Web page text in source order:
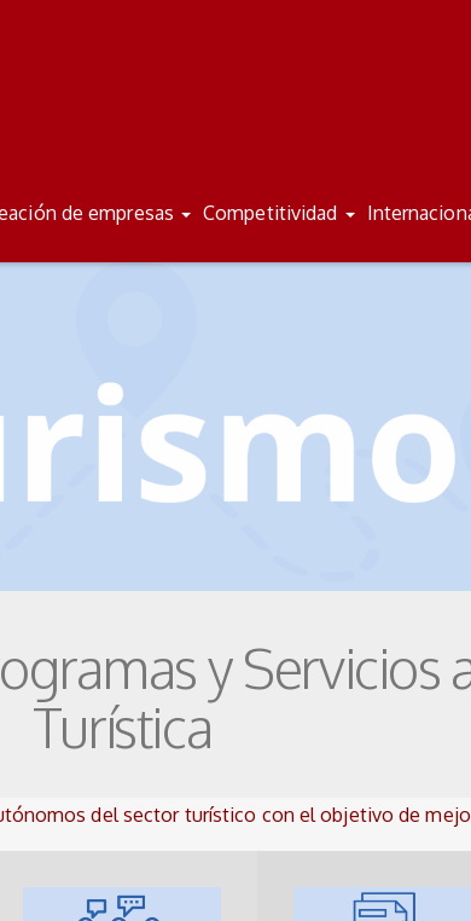
de empresas Competitividad
y Servicios
Turística
del sector turístico con el objetivo de